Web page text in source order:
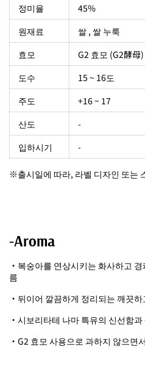
정미율
45%
원재료
쌀 , 쌀 누룩
효모
G2 효모 (G2酵母)
도수
15 ~ 16도
주도
+16 ~ 17
산도
-
입하시기
-
※출시일에 따라, 라벨 디자인 또는
-Aroma
・복숭아를 연상시키는 화사하고
름
・뒤이어 깔끔하게 정리되는 깨끗
・시보리타테 나마 특유의 신선함
・G2 효모 사용으로 과하지 않으면